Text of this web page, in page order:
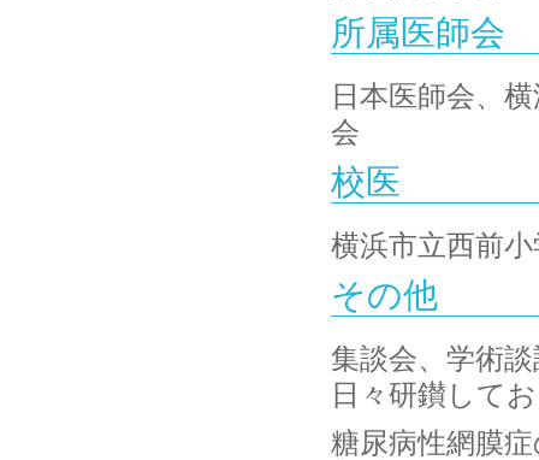
所属医師会
日本医師会、
会
校医
横浜市立西前
その他
集談会、学術
日々研鑚して
糖尿病性網膜